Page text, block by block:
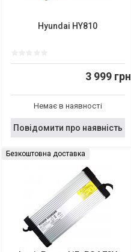
Hyundai HY810
3 999 грн
Немає в наявності
Повідомити про наявність
Безкоштовна доставка